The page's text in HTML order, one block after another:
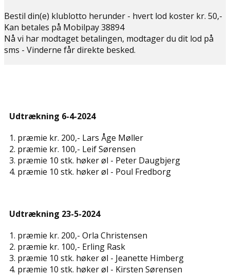
Bestil din(e) klublotto herunder - hvert lod koster kr. 50,-
Kan betales på Mobilpay 38894
Nå vi har modtaget betalingen, modtager du dit lod på
sms - Vinderne får direkte besked.
Udtrækning 6-4-2024
1. præmie kr. 200,- Lars Åge Møller
2. præmie kr. 100,- Leif Sørensen
3. præmie 10 stk. høker øl - Peter Daugbjerg
4. præmie 10 stk. høker øl - Poul Fredborg
Udtrækning 23-5-2024
1. præmie kr. 200,- Orla Christensen
2. præmie kr. 100,- Erling Rask
3. præmie 10 stk. høker øl - Jeanette Himberg
4. præmie 10 stk. høker øl - Kirsten Sørensen